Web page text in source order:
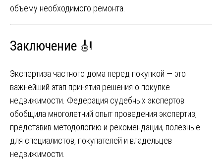
объему необходимого ремонта.
Заключение 🎻
Экспертиза частного дома перед покупкой — это
важнейший этап принятия решения о покупке
недвижимости. Федерация судебных экспертов
обобщила многолетний опыт проведения экспертиз,
представив методологию и рекомендации, полезные
для специалистов, покупателей и владельцев
недвижимости.